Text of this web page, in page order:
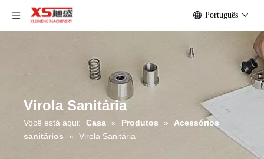
Português
Virola Sanitária
Você está aqui: Casa » Produtos »
Acessórios
sanitários
» Virola Sanitária